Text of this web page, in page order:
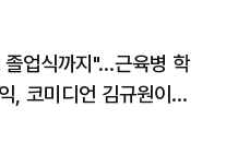
졸업식까지"…근육병 학
, 코미디언 김규원이었